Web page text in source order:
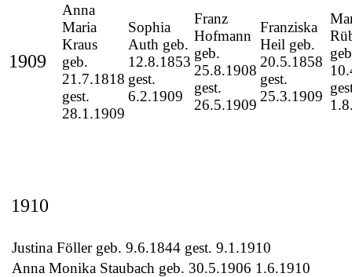
1909
Anna
Maria
Kraus
geb.
21.7.1818
gest.
28.1.1909
Sophia
Auth geb.
12.8.1853
gest.
6.2.1909
Franz
Hofmann
geb.
25.8.1908
gest.
26.5.1909
Franziska
Heil geb.
20.5.1858
gest.
25.3.1909
1910
Justina Föller geb. 9.6.1844 gest. 9.1.1910
Anna Monika Staubach geb. 30.5.1906 1.6.1910